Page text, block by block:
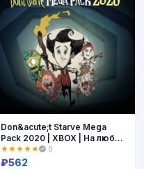
Don&acute;t Starve Mega
Pack 2020 | XBOX | На любой
аккаунт
★★★★★ 0
₽562